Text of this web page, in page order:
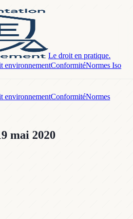
Le droit en pratique.
environnementConformitéNormes Iso
environnementConformitéNormes
mai 2020